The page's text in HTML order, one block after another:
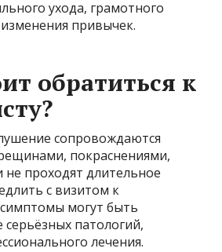
ухода, грамотного
привычек.
обратиться к
сопровождаются
покраснениями,
не проходят длительное
с визитом к
могут быть
патологий,
лечения.